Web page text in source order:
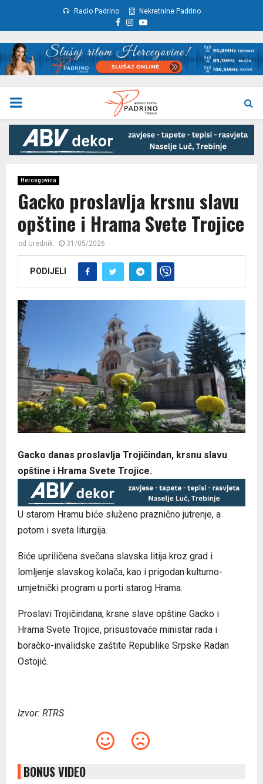
Radio Padrino Nekretnine Padrino
Facebook
Instagram
Youtube
PRIMARY
MENU
Hercegovina
Gacko proslavlja krsnu slavu
opštine i Hrama Svete Trojice
od Urednik 31/05/2026
PODIJELI
Gacko danas proslavlja Trojičindan, krsnu slavu
opštine i Hrama Svete Trojice.
U starom Hramu biće služeno praznično jutrenje, a
potom i sveta liturgija.
Biće upriličena svečana slavska litija kroz grad i
lomljenje slavskog kolača, kao i prigodan kulturno-
umjetnički program u porti starog Hrama.
Proslavi Trojičindana, krsne slave opštine Gacko i
Hrama Svete Trojice, prisustovaće ministar rada i
boračko-invalidske zaštite Republike Srpske Radan
Ostojić.
Izvor: RTRS
BONUS VIDEO